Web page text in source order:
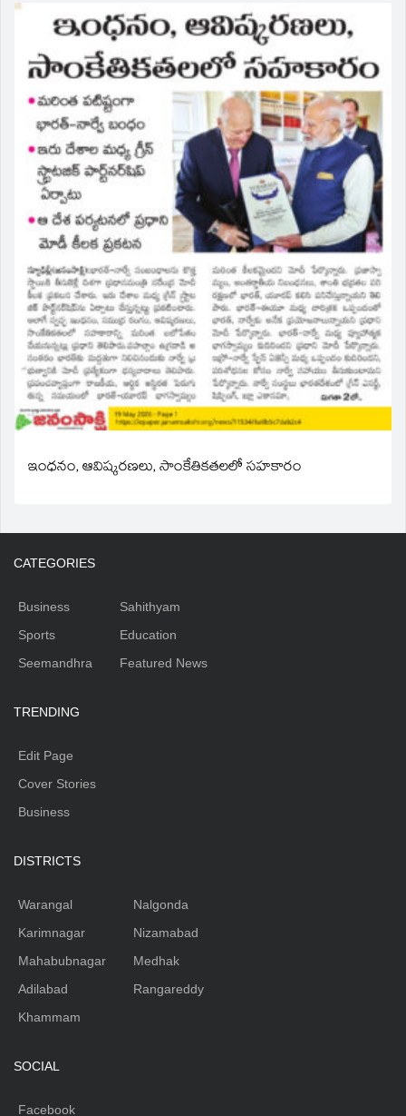
ఇంధనం, ఆవిష్కరణలు, సాంకేతికతలలో సహకారం
CATEGORIES
Business
Sports
Seemandhra
Sahithyam
Education
Featured News
TRENDING
Edit Page
Cover Stories
Business
DISTRICTS
Warangal
Karimnagar
Mahabubnagar
Adilabad
Khammam
Nalgonda
Nizamabad
Medhak
Rangareddy
SOCIAL
Facebook